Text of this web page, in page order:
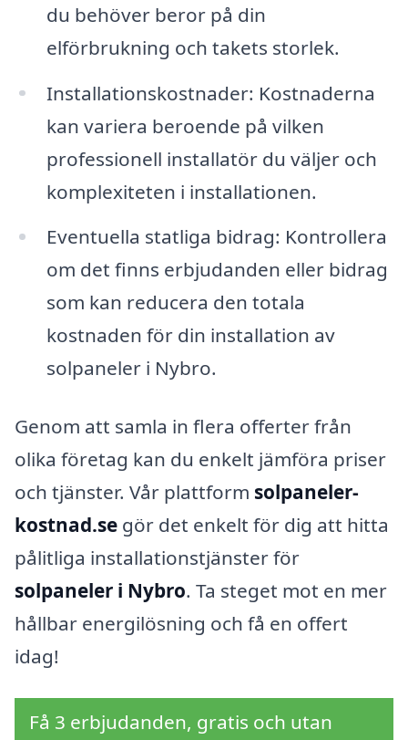
du behöver beror på din
elförbrukning och takets storlek.
Installationskostnader: Kostnaderna
kan variera beroende på vilken
professionell installatör du väljer och
komplexiteten i installationen.
Eventuella statliga bidrag: Kontrollera
om det finns erbjudanden eller bidrag
som kan reducera den totala
kostnaden för din installation av
solpaneler i Nybro.
Genom att samla in flera offerter från
olika företag kan du enkelt jämföra priser
och tjänster. Vår plattform solpaneler-
kostnad.se gör det enkelt för dig att hitta
pålitliga installationstjänster för
solpaneler i Nybro. Ta steget mot en mer
hållbar energilösning och få en offert
idag!
Få 3 erbjudanden, gratis och utan